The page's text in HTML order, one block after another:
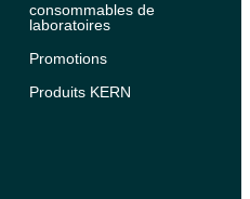
consommables de
laboratoires
Promotions
Produits KERN